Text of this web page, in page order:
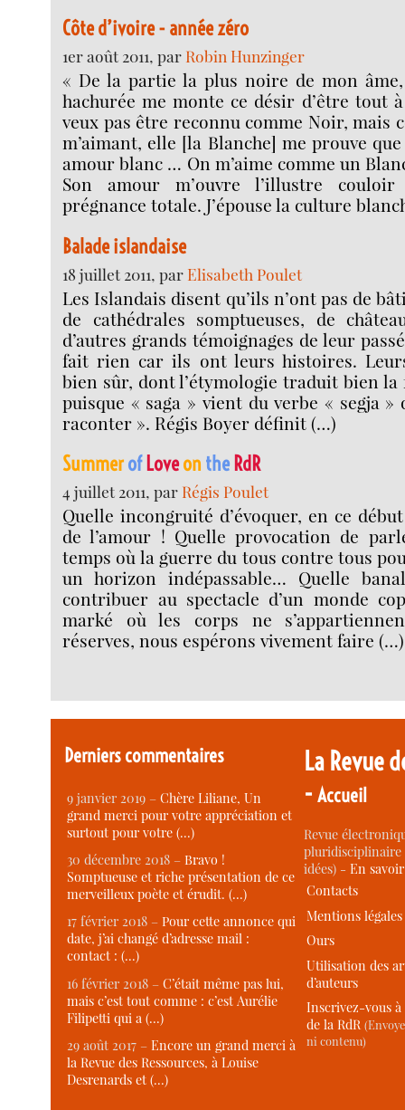
Côte d’ivoire - année zéro
1er août 2011, par Robin Hunzinger
« De la partie la plus noire de mon
hachurée me monte ce désir d’être tout
veux pas être reconnu comme Noir, mais
m’aimant, elle [la Blanche] me prouve
amour blanc … On m’aime comme un
Son amour m’ouvre l’illustre
prégnance totale. J’épouse la culture
Balade islandaise
18 juillet 2011, parElisabeth Poulet
Les Islandais disent qu’ils n’ont pas de
de cathédrales somptueuses, de
d’autres grands témoignages de leur
fait rien car ils ont leurs histoires.
bien sûr, dont l’étymologie traduit bien
puisque « saga » vient du verbe « segja
raconter ». Régis Boyer définit (…)
Summerof Loveon the RdR
4 juillet 2011, par Régis Poulet
Quelle incongruité d’évoquer, en ce début
de l’amour ! Quelle provocation de
temps où la guerre du tous contre tous
un horizon indépassable… Quelle
contribuer au spectacle d’un monde
marké où les corps ne
réserves, nous espérons vivement faire (…)
Derniers commentaires
9 janvier 2019 –Chère Liliane, Un
grand merci pour votre appréciation et
surtout pour votre (…)
30 décembre 2018 –Bravo !
Somptueuse et riche présentation de ce
merveilleux poète et érudit. (…)
17 février 2018 –Pour cette annonce qui
date, j’ai changé d’adresse mail :
contact : (…)
16 février 2018 –C’était même pas lui,
mais c’est tout comme : c’est Aurélie
Filipetti qui a (…)
29 août 2017 –Encore un grand merci à
la Revue des Ressources, à Louise
Desrenards et (…)
La Revue
-Accueil
Revue
idées) -En
Contacts
Mentions légales
Ours
Utilisation des
d’auteurs
Inscrivez-vous
de la RdR
ni contenu)